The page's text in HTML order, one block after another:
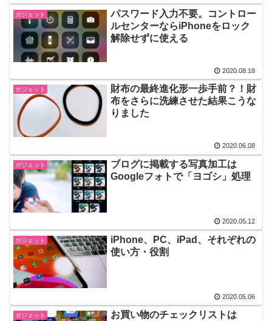
ガジェット
パスワード入力不要。コントロー
ルセンターならiPhoneをロック
解除せずに使える
2020.08.18
ガジェット
財布の最終進化形一歩手前？！財
布をさらに洗練させた結果こうな
りました
2020.06.08
ガジェット
ブログに掲載する写真加工は
Googleフォトで「ヨゴシ」処理
2020.05.12
ガジェット
iPhone、PC、iPad、それぞれの
使い方・役割
2020.05.06
ガジェット
お買い物のチェックリストは